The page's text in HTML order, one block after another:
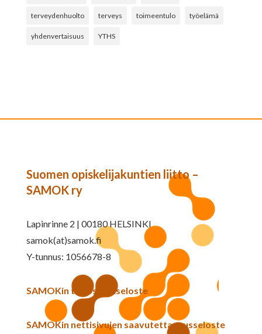
terveydenhuolto terveys toimeentulo työelämä
yhdenvertaisuus YTHS
Suomen opiskelijakuntien liitto –
SAMOK ry
Lapinrinne 2 | 00180 HELSINKI
samok(at)samok.fi
Y-tunnus: 1056678-8
SAMOKin tietosuojaseloste
SAMOKin nettisivujen saavutettavuusseloste